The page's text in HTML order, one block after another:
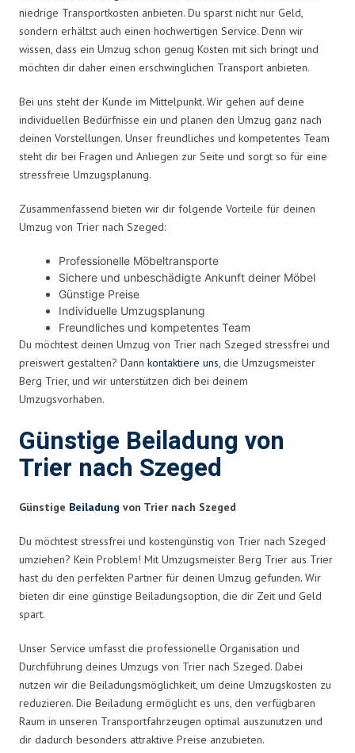
niedrige Transportkosten anbieten. Du sparst nicht nur Geld,
sondern erhältst auch einen hochwertigen Service. Denn wir
wissen, dass ein Umzug schon genug Kosten mit sich bringt und
möchten dir daher einen erschwinglichen Transport anbieten.
Bei uns steht der Kunde im Mittelpunkt. Wir gehen auf deine
individuellen Bedürfnisse ein und planen den Umzug ganz nach
deinen Vorstellungen. Unser freundliches und kompetentes Team
steht dir bei Fragen und Anliegen zur Seite und sorgt so für eine
stressfreie Umzugsplanung.
Zusammenfassend bieten wir dir folgende Vorteile für deinen
Umzug von Trier nach Szeged:
Professionelle Möbeltransporte
Sichere und unbeschädigte Ankunft deiner Möbel
Günstige Preise
Individuelle Umzugsplanung
Freundliches und kompetentes Team
Du möchtest deinen Umzug von Trier nach Szeged stressfrei und
preiswert gestalten? Dann kontaktiere uns, die Umzugsmeister
Berg Trier, und wir unterstützen dich bei deinem
Umzugsvorhaben.
Günstige Beiladung von
Trier nach Szeged
Günstige Beiladung von Trier nach Szeged
Du möchtest stressfrei und kostengünstig von Trier nach Szeged
umziehen? Kein Problem! Mit Umzugsmeister Berg Trier aus Trier
hast du den perfekten Partner für deinen Umzug gefunden. Wir
bieten dir eine günstige Beiladungsoption, die dir Zeit und Geld
spart.
Unser Service umfasst die professionelle Organisation und
Durchführung deines Umzugs von Trier nach Szeged. Dabei
nutzen wir die Beiladungsmöglichkeit, um deine Umzugskosten zu
reduzieren. Die Beiladung ermöglicht es uns, den verfügbaren
Raum in unseren Transportfahrzeugen optimal auszunutzen und
dir dadurch besonders attraktive Preise anzubieten.